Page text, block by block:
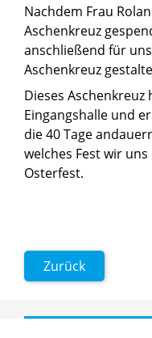
Nachdem Frau
Aschenkreuz
anschließend für
Aschenkreuz
Dieses
Eingangshalle und
die 40 Tage
welches Fest wir
Osterfest.
Zurück